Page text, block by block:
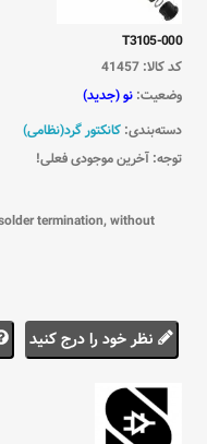
T3105-000
کد کالا: 41457
وضعیت: نو (جدید)
دسته‌بندی: کانکتور گرد(نظامی)
توجه: آخرین موجودی فعلی!
termination, without
نظر خود را درج کنید